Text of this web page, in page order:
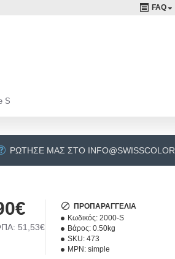
FAQ
S
ΡΏΤΗΣΕ ΜΑΣ ΣΤΟ
51,53€
ΠΡΟΠΑΡΑΓΓΕΛΊΑ
Κωδικός: 2000-S
Βάρος: 0.50kg
SKU: 473
MPN: simple